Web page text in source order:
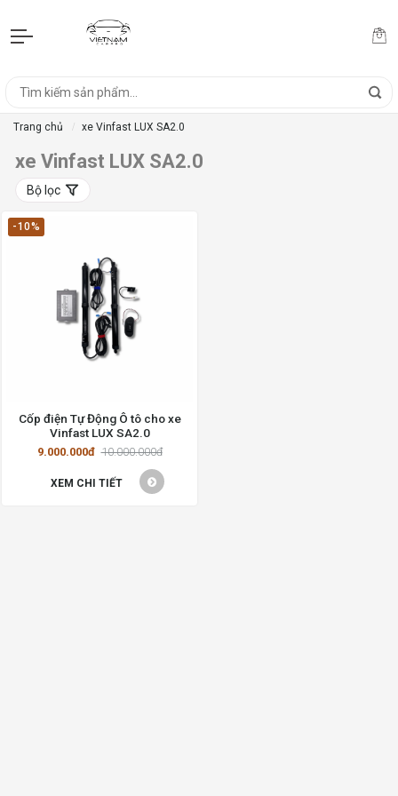
Trang chủ xe Vinfast LUX SA2.0
xe Vinfast LUX SA2.0
Bộ lọc
-10%
Cốp điện Tự Động Ô tô cho xe
Vinfast LUX SA2.0
9.000.000đ 10.000.000đ
XEM CHI TIẾT